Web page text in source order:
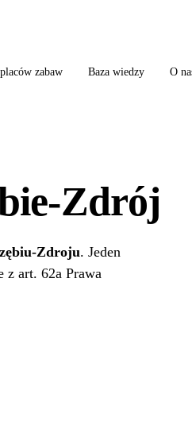
zabaw Baza wiedzy O
Zdrój
Zdroju. Jeden
z art. 62a Prawa